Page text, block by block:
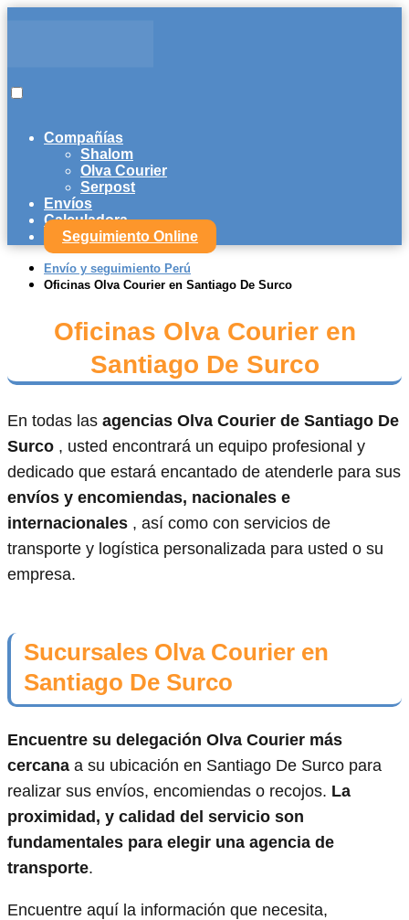
Compañías
Shalom
Olva Courier
Serpost
Envíos
Calculadora
Seguimiento Online
Envío y seguimiento Perú
Oficinas Olva Courier en Santiago De Surco
Oficinas Olva Courier en
Santiago De Surco
En todas las agencias Olva Courier de Santiago De
Surco , usted encontrará un equipo profesional y
dedicado que estará encantado de atenderle para sus
envíos y encomiendas, nacionales e
internacionales , así como con servicios de
transporte y logística personalizada para usted o su
empresa.
Sucursales Olva Courier en
Santiago De Surco
Encuentre su delegación Olva Courier más
cercana a su ubicación en Santiago De Surco para
realizar sus envíos, encomiendas o recojos. La
proximidad, y calidad del servicio son
fundamentales para elegir una agencia de
transporte.
Encuentre aquí la información que necesita,